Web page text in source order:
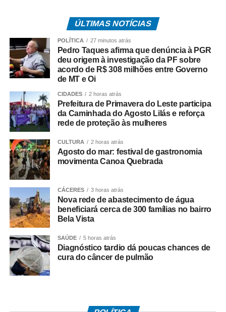
“Ele vai acontecer
dentro de 30
estabelecimentos
participantes. Eles vão
estar identificados. Eles
estão na nossa
Broadway, nas ruas
paralelas, nas barracas
de praia e também na
praia de Majorlândia.
Além dos
estabelecimentos, nós
montamos uma vila de
artesanato e uma
cozinha show que vai
ficar ali na nossa Praça
ÚLTIMAS NOTÍCIAS
POLÍTICA 27 minutos atrás
Pedro Taques afirma que denúncia à PGR
deu origem à investigação da PF sobre
acordo de R$ 308 milhões entre Governo
de MT e Oi
CIDADES 2 horas atrás
Prefeitura de Primavera do Leste participa
da Caminhada do Agosto Lilás e reforça
rede de proteção às mulheres
CULTURA 2 horas atrás
Agosto do mar: festival de gastronomia
movimenta Canoa Quebrada
CÁCERES 3 horas atrás
Nova rede de abastecimento de água
beneficiará cerca de 300 famílias no bairro
Bela Vista
SAÚDE 5 horas atrás
Diagnóstico tardio dá poucas chances de
cura do câncer de pulmão